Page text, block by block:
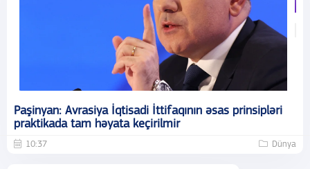
Paşinyan: Avrasiya İqtisadi İttifaqının əsas prinsipləri
praktikada tam həyata keçirilmir
10:37 Dünya